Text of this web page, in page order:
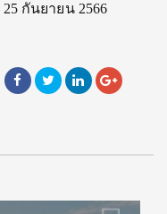
กันยายน 2566